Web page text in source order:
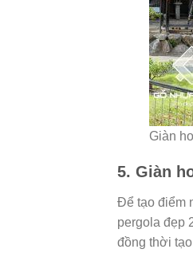
Giàn
5. Giàn
Để tạo điểm
pergola đẹp
đồng thời